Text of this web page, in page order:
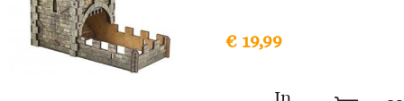
€ 19,99
In